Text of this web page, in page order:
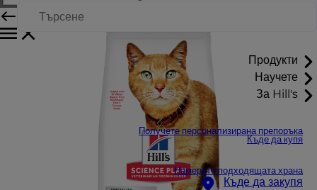
Продукти
Научете
За Hill's
Получете персонализирана препоръка
Къде да купя
Намерете подходящата храна
Къде да закупя